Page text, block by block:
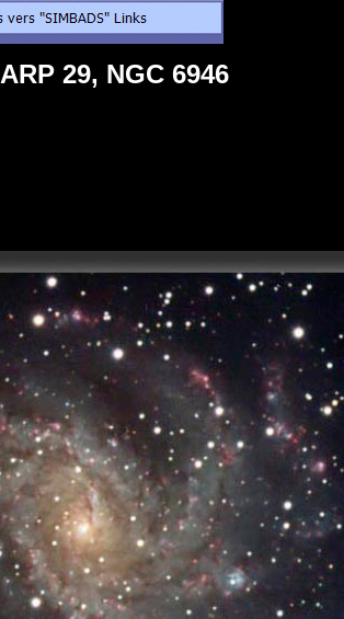
ARP 29, NGC 6946